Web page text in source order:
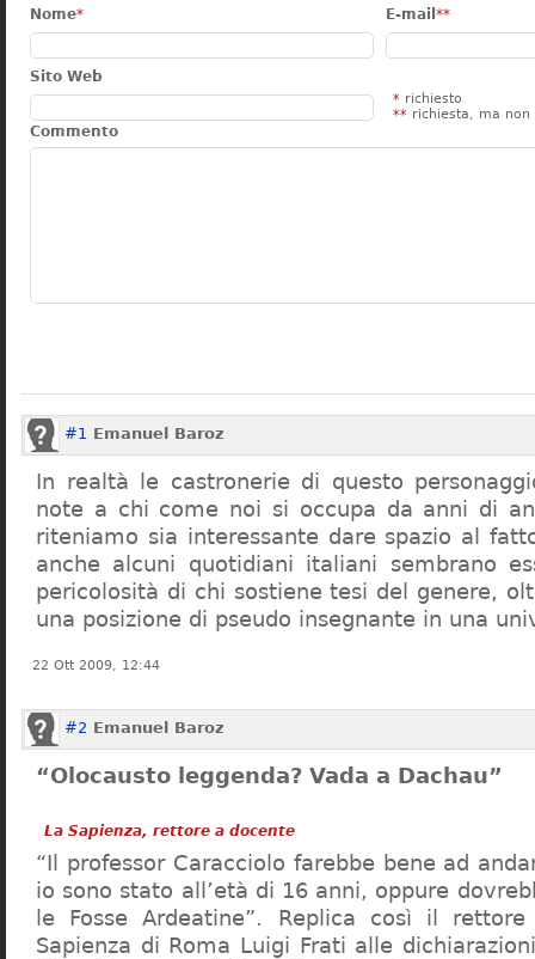
Nome* E-mail **
Sito Web
* richiesto
** richiesta, ma non
Commento
#1 Emanuel Baroz
In realtà le castronerie di questo
note a chi come noi si occupa da anni di
riteniamo sia interessante dare spazio al fatto
anche alcuni quotidiani italiani sembrano
pericolosità di chi sostiene tesi del genere,
una posizione di pseudo insegnante in una
22 Ott 2009, 12:44
#2 Emanuel Baroz
“Olocausto leggenda? Vada a Dachau”
La Sapienza, rettore a docente
“Il professor Caracciolo farebbe bene ad
io sono stato all’età di 16 anni, oppure
le Fosse Ardeatine”. Replica così il rettore
Sapienza di Roma Luigi Frati alle